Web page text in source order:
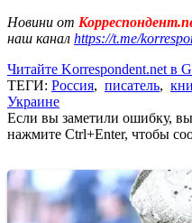
Новини от
наш канал https://t.me/
Читайте Korrespondent.net в
ТЕГИ: Россия, писатель,
Украине
Если вы заметили ошибку,
нажмите Ctrl+Enter, чтобы